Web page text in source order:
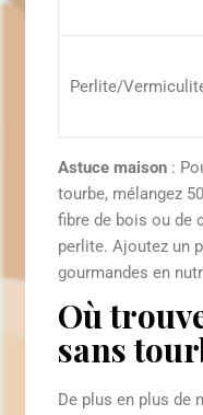
Perlite/
Astuce maison :
tourbe, mélangez
fibre de bois ou de
perlite. Ajoutez un
gourmandes en
Où
sans
De plus en plus de